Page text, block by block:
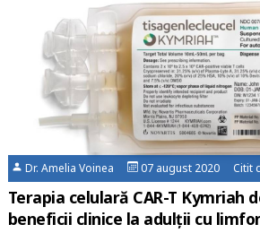
Dr. Amelia Voinea 07 august 2020 Citit
Terapia celulară CAR-T Kymriah
beneficii clinice la adulții cu